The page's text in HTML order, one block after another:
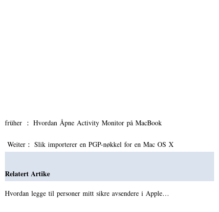
früher ： Hvordan Åpne Activity Monitor på MacBook
Weiter： Slik importerer en PGP-nøkkel for en Mac OS X
Relatert Artike
Hvordan legge til personer mitt sikre avsendere i Apple…